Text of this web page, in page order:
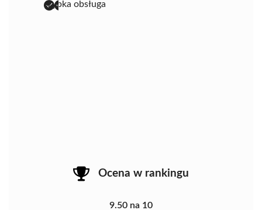
szybka obsługa
Ocena w rankingu
9.50 na 10